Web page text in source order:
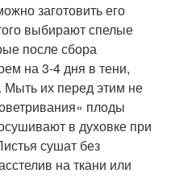
заготовить его
выбирают спелые
после сбора
на 3-4 дня в тени,
Мыть их перед этим не
плоды
в духовке при
сушат без
на ткани или